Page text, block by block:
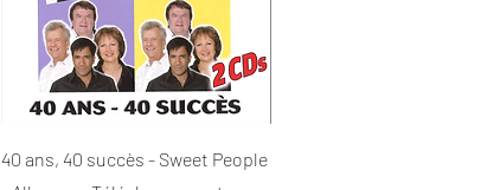
Aperçu rapide
40 ans, 40 succès - Sweet People